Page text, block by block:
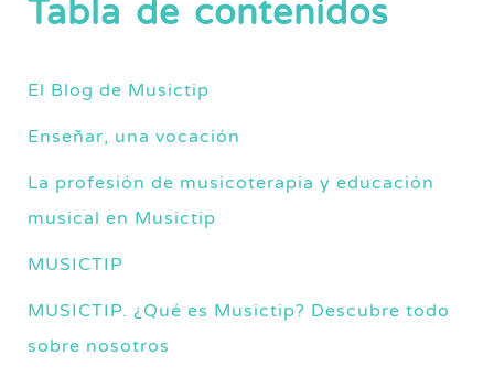
Tabla de contenidos
El Blog de Musictip
Enseñar, una vocación
La profesión de musicoterapia y educación
musical en Musictip
MUSICTIP
MUSICTIP. ¿Qué es Musictip? Descubre todo
sobre nosotros